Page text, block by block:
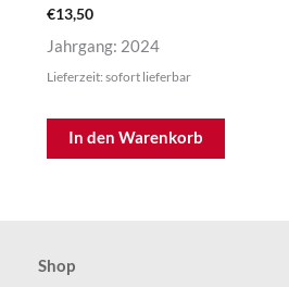
€13,50
Jahrgang: 2024
Lieferzeit: sofort lieferbar
In den Warenkorb
Shop